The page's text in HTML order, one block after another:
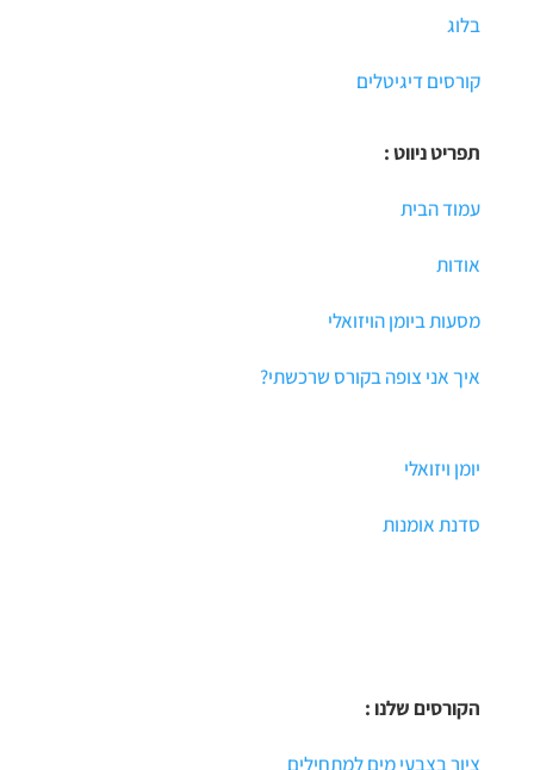
בלוג
קורסים דיגיטלים
תפריט ניווט :
עמוד הבית
אודות
מסעות ביומן הויזואלי
איך אני צופה בקורס שרכשתי?
יומן ויזואלי
סדנת אומנות
הקורסים שלנו :
ציור בצבעי מים למתחילים